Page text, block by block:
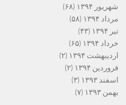
شهریور ۱۳۹۴
(۶۸)
مرداد ۱۳۹۴
(۵۸)
تیر ۱۳۹۴
(۴۳)
خرداد ۱۳۹۴
(۶۵)
اردیبهشت ۱۳۹۴
(۲)
فروردین ۱۳۹۴
(۲)
اسفند ۱۳۹۳
(۳)
بهمن ۱۳۹۳
(۷)